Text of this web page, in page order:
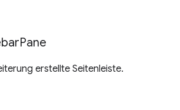
Pane
erstellte Seitenleiste.